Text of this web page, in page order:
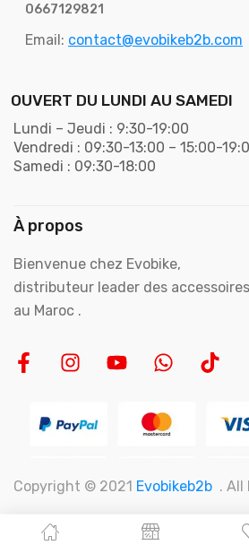
0667129821
Email: contact@evobikeb2b.com
OUVERT DU LUNDI AU SAMEDI
Lundi – Jeudi : 9:30-19:00
Vendredi : 09:30-13:00 – 15:00-
Samedi : 09:30-18:00
À propos
Bienvenue chez Evobike,
distributeur leader des
au Maroc .
Copyright © 2021 Evobikeb2b . All